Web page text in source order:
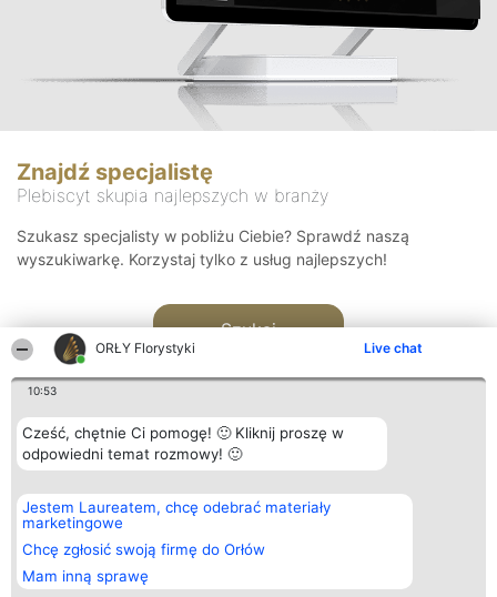
ORŁY Florystyki Live chat
10:53
Cześć, chętnie Ci pomogę! 🙂 Kliknij proszę w
odpowiedni temat rozmowy! 🙂
Jestem Laureatem, chcę odebrać materiały
marketingowe
Chcę zgłosić swoją firmę do Orłów
Mam inną sprawę
Znajdź specjalistę
Plebiscyt skupia najlepszych w branży
Szukasz specjalisty w pobliżu Ciebie? Sprawdź naszą
wyszukiwarkę. Korzystaj tylko z usług najlepszych!
Szukaj
Organizator plebiscytu
Bright Side Solutions sp. z o.
o. sp. k.
ul. Ruska 22
Wrocław 50-079
KRS 0000749100 | Regon
381313360 | NIP 8943132676
Plebiscyt
Laureaci
wszystkich
Laureatów
Regulamin
Kontakt
Kontakt